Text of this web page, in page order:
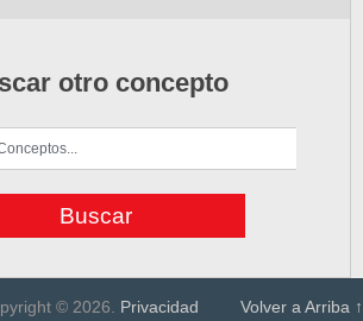
otro concepto
© 2026. Privacidad Volver a Arriba ↑